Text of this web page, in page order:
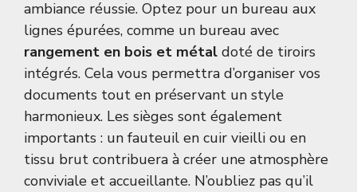
ambiance réussie. Optez pour un bureau aux
lignes épurées, comme un bureau avec
rangement en bois et métal doté de tiroirs
intégrés. Cela vous permettra d’organiser vos
documents tout en préservant un style
harmonieux. Les sièges sont également
importants : un fauteuil en cuir vieilli ou en
tissu brut contribuera à créer une atmosphère
conviviale et accueillante. N’oubliez pas qu’il